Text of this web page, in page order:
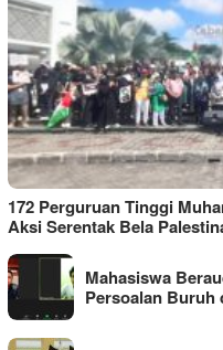
172 Perguruan Tinggi
Aksi Serentak Bela
Mahasiswa
Persoalan Buruh